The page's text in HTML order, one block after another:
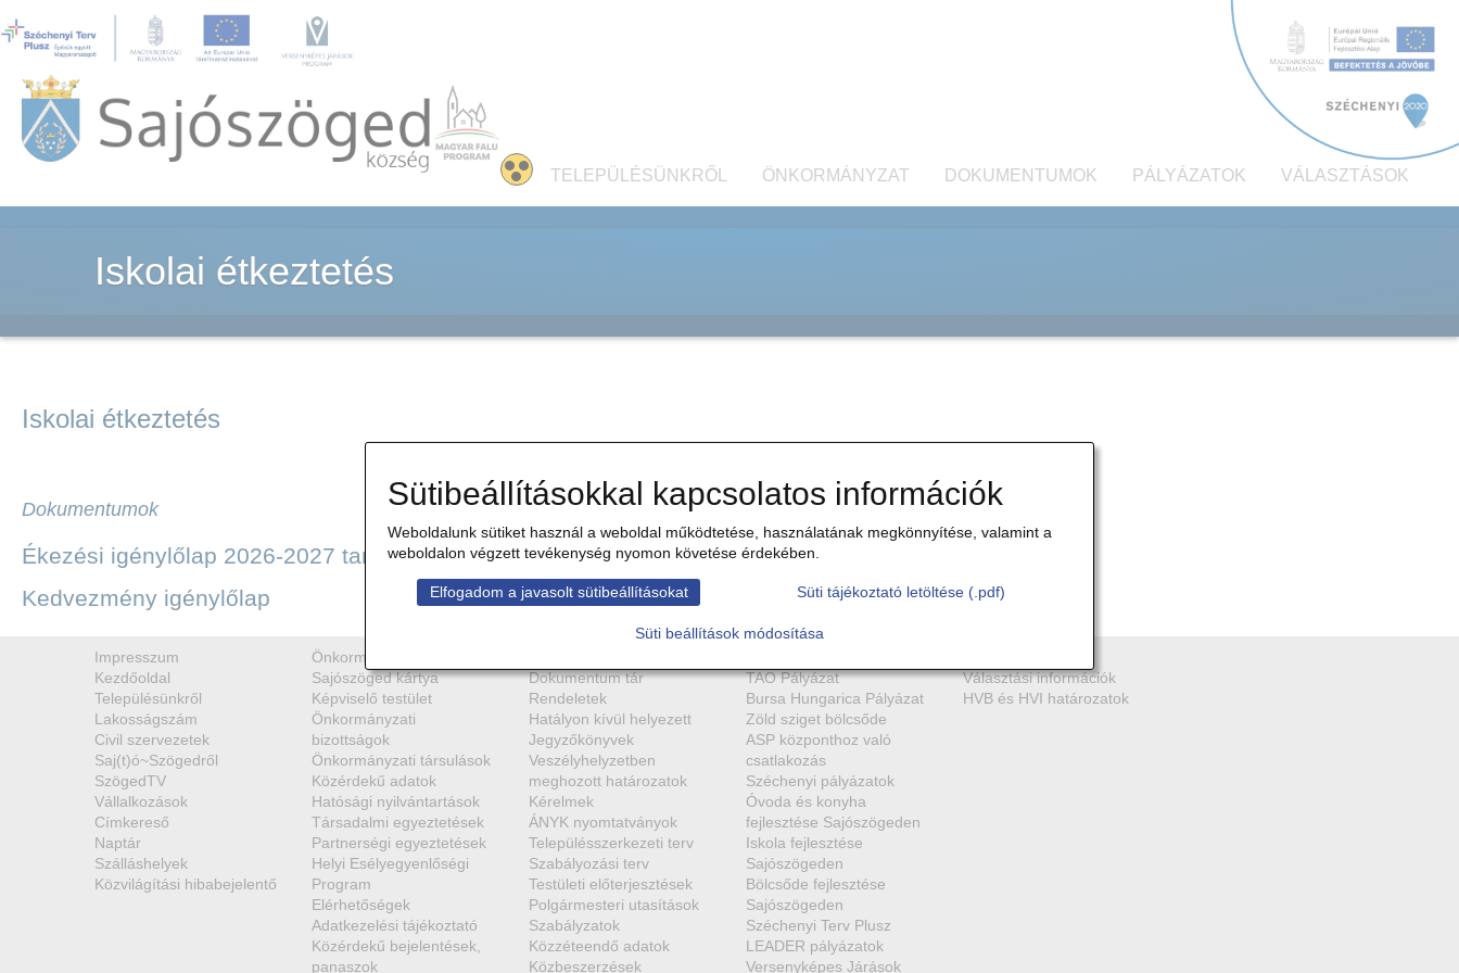
TELEPÜLÉSÜNKRŐL ÖNKORMÁNYZAT DOKUMENTUMOK PÁLYÁZATOK VÁLASZTÁSOK
Iskolai étkeztetés
Iskolai étkeztetés
Dokumentumok
Ékezési igénylőlap 2026-2027 tanév
Kedvezmény igénylőlap
Impresszum
Kezdőoldal
Településünkről
Lakosságszám
Civil szervezetek
Saj(t)ó~Szögedről
SzögedTV
Vállalkozások
Címkereső
Naptár
Szálláshelyek
Közvilágítási hibabejelentő
Önkormányzat
Sajószöged kártya
Képviselő testület
Önkormányzati
bizottságok
Önkormányzati társulások
Közérdekű adatok
Hatósági nyilvántartások
Társadalmi egyeztetések
Partnerségi egyeztetések
Helyi Esélyegyenlőségi
Program
Elérhetőségek
Adatkezelési tájékoztató
Közérdekű bejelentések,
panaszok
Dokumentum tár
Rendeletek
Hatályon kívül helyezett
Jegyzőkönyvek
Veszélyhelyzetben
meghozott határozatok
Kérelmek
ÁNYK nyomtatványok
Településszerkezeti terv
Szabályozási terv
Testületi előterjesztések
Polgármesteri utasítások
Szabályzatok
Közzéteendő adatok
Közbeszerzések
TAO Pályázat
Bursa Hungarica Pályázat
Zöld sziget bölcsőde
ASP központhoz való
csatlakozás
Széchenyi pályázatok
Óvoda és konyha
fejlesztése Sajószögeden
Iskola fejlesztése
Sajószögeden
Bölcsőde fejlesztése
Sajószögeden
Széchenyi Terv Plusz
LEADER pályázatok
Versenyképes Járások
Választási információk
HVB és HVI határozatok
Sütibeállításokkal kapcsolatos információk
Weboldalunk sütiket használ a weboldal működtetése, használatának megkönnyítése, valamint a
weboldalon végzett tevékenység nyomon követése érdekében.
Elfogadom a javasolt sütibeállításokat Süti tájékoztató letöltése (.pdf)
Süti beállítások módosítása